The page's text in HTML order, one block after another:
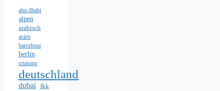
abu dhabi
alpen
arabisch
asien
barcelona
berlin
cruising
deutschland
dubai
fkk